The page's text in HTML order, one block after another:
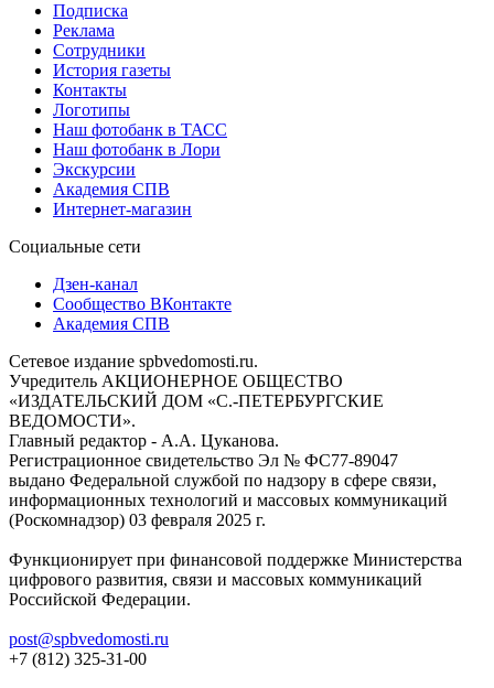
Подписка
Реклама
Сотрудники
История газеты
Контакты
Логотипы
Наш фотобанк в ТАСС
Наш фотобанк в Лори
Экскурсии
Академия СПВ
Интернет-магазин
Социальные сети
Дзен-канал
Сообщество ВКонтакте
Академия СПВ
Сетевое издание spbvedomosti.ru.
Учредитель АКЦИОНЕРНОЕ ОБЩЕСТВО
«ИЗДАТЕЛЬСКИЙ ДОМ «С.-ПЕТЕРБУРГСКИЕ
ВЕДОМОСТИ».
Главный редактор - А.А. Цуканова.
Регистрационное свидетельство Эл № ФС77-89047
выдано Федеральной службой по надзору в сфере связи,
информационных технологий и массовых коммуникаций
(Роскомнадзор) 03 февраля 2025 г.
Функционирует при финансовой поддержке Министерства
цифрового развития, связи и массовых коммуникаций
Российской Федерации.
post@spbvedomosti.ru
+7 (812) 325-31-00